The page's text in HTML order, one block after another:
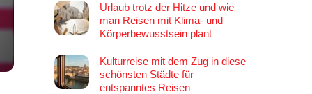
Urlaub trotz der Hitze und wie
man Reisen mit Klima- und
Körperbewusstsein plant
Kulturreise mit dem Zug in diese
schönsten Städte für
entspanntes Reisen